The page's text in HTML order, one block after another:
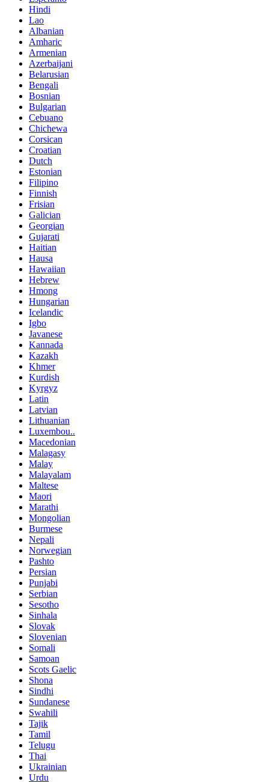
Hindi
Lao
Albanian
Amharic
Armenian
Azerbaijani
Belarusian
Bengali
Bosnian
Bulgarian
Cebuano
Chichewa
Corsican
Croatian
Dutch
Estonian
Filipino
Finnish
Frisian
Galician
Georgian
Gujarati
Haitian
Hausa
Hawaiian
Hebrew
Hmong
Hungarian
Icelandic
Igbo
Javanese
Kannada
Kazakh
Khmer
Kurdish
Kyrgyz
Latin
Latvian
Lithuanian
Luxembou..
Macedonian
Malagasy
Malay
Malayalam
Maltese
Maori
Marathi
Mongolian
Burmese
Nepali
Norwegian
Pashto
Persian
Punjabi
Serbian
Sesotho
Sinhala
Slovak
Slovenian
Somali
Samoan
Scots Gaelic
Shona
Sindhi
Sundanese
Swahili
Tajik
Tamil
Telugu
Thai
Ukrainian
Urdu